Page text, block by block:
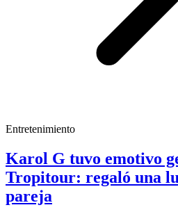
Entretenimiento
Karol G tuvo emotivo
Tropitour: regaló una
pareja